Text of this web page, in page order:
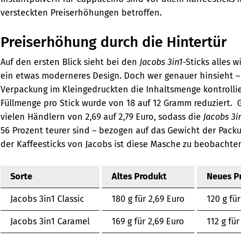
versteckten Preiserhöhungen betroffen.
Preiserhöhung durch die Hintertür
Auf den ersten Blick sieht bei den Jacobs 3in1-Sticks alles
ein etwas moderneres Design. Doch wer genauer hinsieht
Verpackung im Kleingedruckten die Inhaltsmenge
Füllmenge pro Stick wurde von 18 auf 12 Gramm reduziert.
vielen Händlern von 2,69 auf 2,79 Euro, sodass die Jacobs
56 Prozent teurer sind – bezogen auf das Gewicht der
der Kaffeesticks von Jacobs ist diese Masche zu
Sorte Altes Produkt Neues
Jacobs 3in1 Classic 180 g für 2,69 Euro 120 g
Jacobs 3in1 Caramel 169 g für 2,69 Euro 112 g